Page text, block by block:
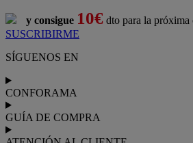
y consigue 10€ dto para la próxima
SUSCRIBIRME
SÍGUENOS EN
CONFORAMA
GUÍA DE COMPRA